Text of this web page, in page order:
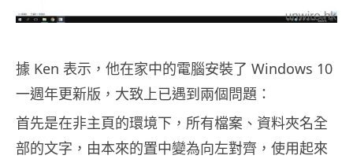
據 Ken 表示，他在家中的電腦安裝了 Windows 10
一週年更新版，大致上已遇到兩個問題：
首先是在非主頁的環境下，所有檔案、資料夾名全
部的文字，由本來的置中變為向左對齊，使用起來